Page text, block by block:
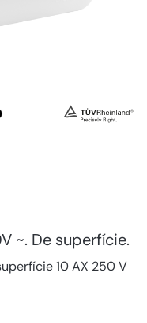
~. De superfície.
10 AX 250 V